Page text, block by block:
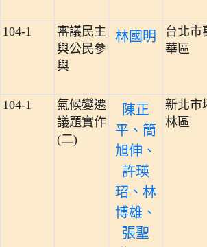
104-1
審議民主
與公民參
與
林國明
台北市
華區
104-1
氣候變遷
議題實作
(二)
陳正
平、簡
旭伸、
許瑛
玿、林
博雄、
張聖
新北市
林區